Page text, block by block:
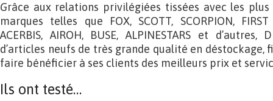
Grâce aux relations privilégiées tissées avec les
marques telles que FOX, SCOTT, SCORPION, FIRST
ACERBIS, AIROH, BUSE, ALPINESTARS et
d’articles neufs de très grande qualité en déstockage,
faire bénéficier à ses clients des meilleurs prix et
Ils ont testé…